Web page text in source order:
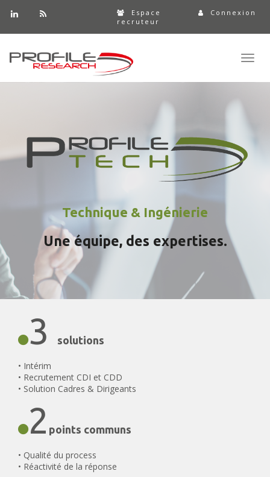
Connexion
Espace
recruteur
Technique & Ingénierie
Une équipe, des expertises.
3 solutions
• Intérim
• Recrutement CDI et CDD
• Solution Cadres & Dirigeants
2 points communs
• Qualité du process
• Réactivité de la réponse